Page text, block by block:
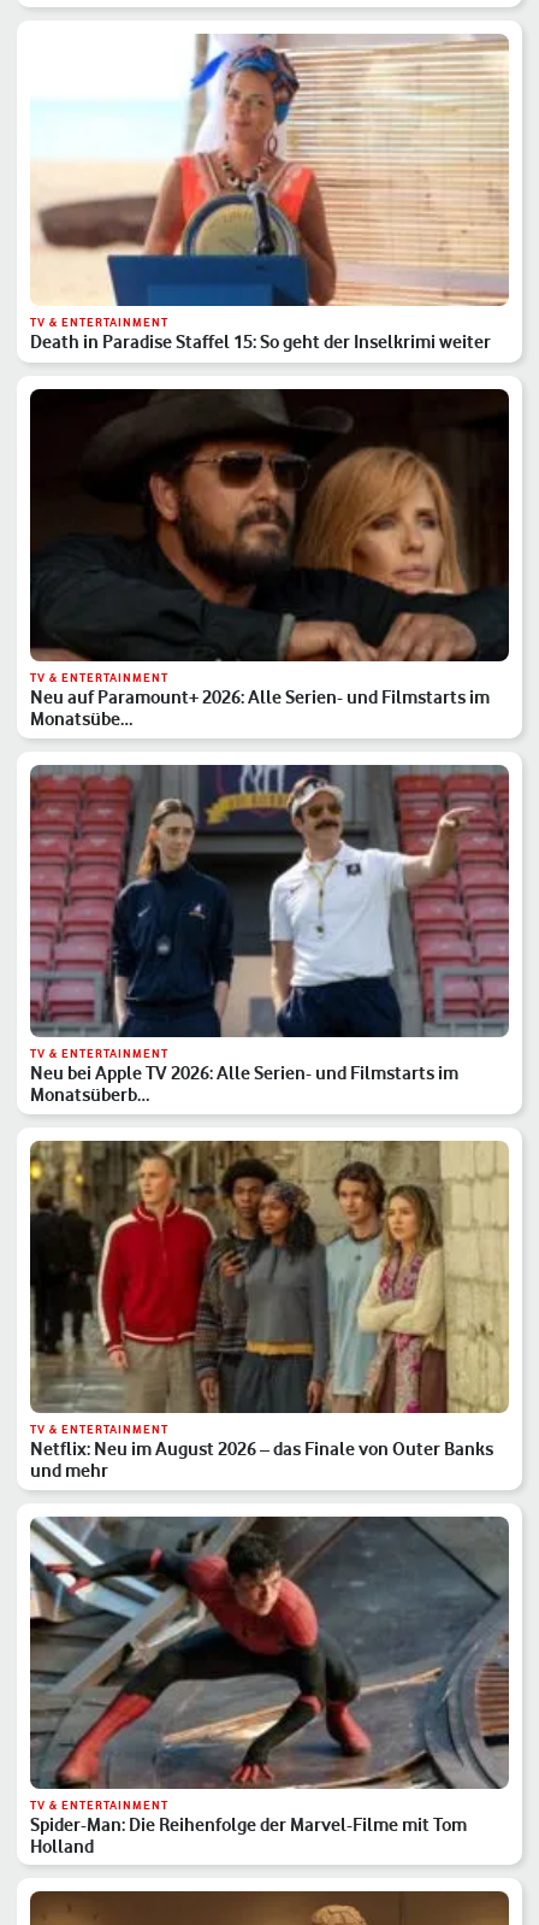
TV & ENTERTAINMENT
Death in Paradise Staffel 15: So geht der Inselkrimi weiter
TV & ENTERTAINMENT
Neu auf Paramount+ 2026: Alle Serien- und Filmstarts im
Monatsübe…
TV & ENTERTAINMENT
Neu bei Apple TV 2026: Alle Serien- und Filmstarts im
Monatsüberb…
TV & ENTERTAINMENT
Netflix: Neu im August 2026 – das Finale von Outer Banks
und mehr
TV & ENTERTAINMENT
Spider-Man: Die Reihenfolge der Marvel-Filme mit Tom
Holland